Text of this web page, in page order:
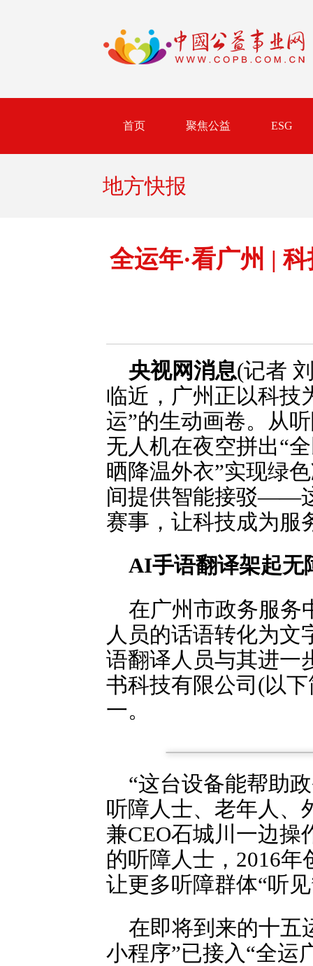
首页 聚焦公益 ESG
地方快报
全运年·看广州 |
央视网消息(记者
临近，广州正以科技
运”的生动画卷。从
无人机在夜空拼出“
晒降温外衣”实现绿
间提供智能接驳——
赛事，让科技成为服
AI手语翻译架起无
在广州市政务服务
人员的话语转化为文
语翻译人员与其进一
书科技有限公司(以
一。
“这台设备能帮助
听障人士、老年人、
兼CEO石城川一边操
的听障人士，2016
让更多听障群体“听
在即将到来的十五
小程序”已接入“全运